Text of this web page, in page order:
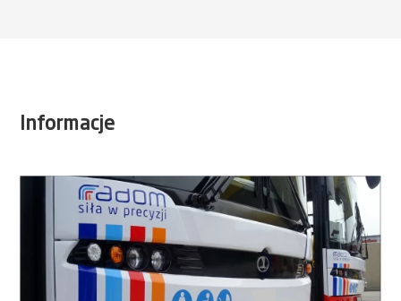
Informacje